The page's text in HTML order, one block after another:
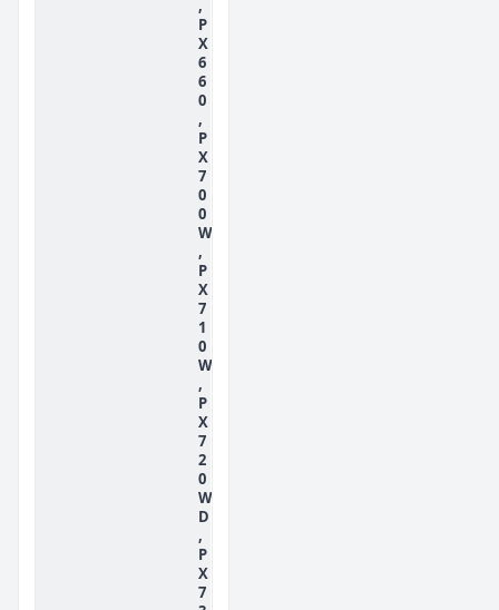
,
P
X
6
6
0
,
P
X
7
0
0
W
,
P
X
7
1
0
W
,
P
X
7
2
0
W
D
,
P
X
7